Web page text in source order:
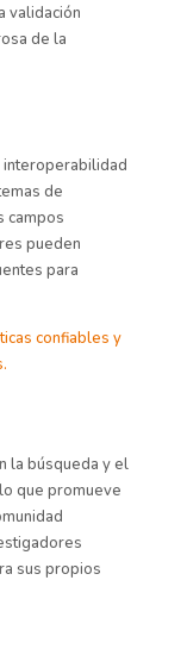
validación
de la
interoperabilidad
de
campos
pueden
para
confiables y
la búsqueda y el
que promueve
sus propios